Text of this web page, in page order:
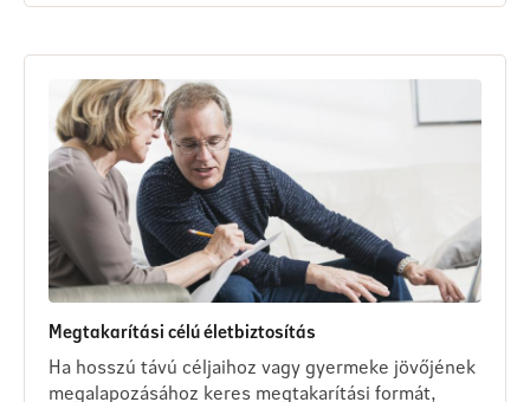
Megtakarítási célú életbiztosítás
Ha hosszú távú céljaihoz vagy gyermeke jövőjének
megalapozásához keres megtakarítási formát,